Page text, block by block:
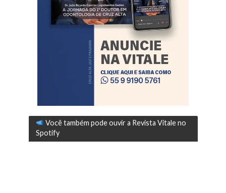
Você também pode ouvir a Revista Vitale no
Spotify